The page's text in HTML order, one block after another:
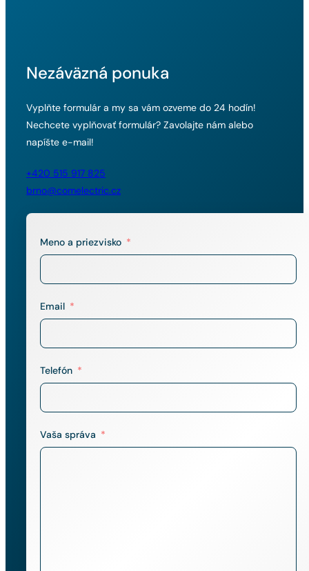
Nezáväzná ponuka
Vyplňte formulár a my sa vám ozveme do 24 hodín!
Nechcete vyplňovať formulár? Zavolajte nám alebo
napíšte e-mail!
+420 515 917 825
brno@comelectric.cz
Meno a priezvisko
Email
Telefón
Vaša správa